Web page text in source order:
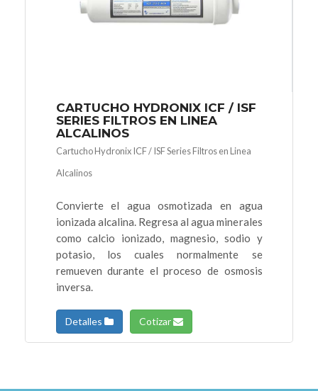
CARTUCHO HYDRONIX ICF / ISF
SERIES FILTROS EN LINEA
ALCALINOS
Cartucho Hydronix ICF / ISF Series Filtros en Linea
Alcalinos
Convierte el agua osmotizada en agua
ionizada alcalina. Regresa al agua minerales
como calcio ionizado, magnesio, sodio y
potasio, los cuales normalmente se
remueven durante el proceso de osmosis
inversa.
Detalles Cotizar